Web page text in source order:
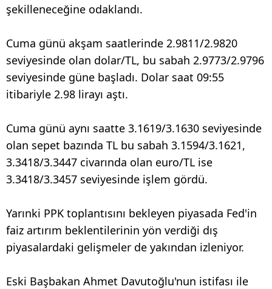
şekilleneceğine odaklandı.
Cuma günü akşam saatlerinde 2.9811/2.9820
seviyesinde olan dolar/TL, bu sabah 2.9773/2.9796
seviyesinde güne başladı. Dolar saat 09:55
itibariyle 2.98 lirayı aştı.
Cuma günü aynı saatte 3.1619/3.1630 seviyesinde
olan sepet bazında TL bu sabah 3.1594/3.1621,
3.3418/3.3447 civarında olan euro/TL ise
3.3418/3.3457 seviyesinde işlem gördü.
Yarınki PPK toplantısını bekleyen piyasada Fed'in
faiz artırım beklentilerinin yön verdiği dış
piyasalardaki gelişmeler de yakından izleniyor.
Eski Başbakan Ahmet Davutoğlu'nun istifası ile